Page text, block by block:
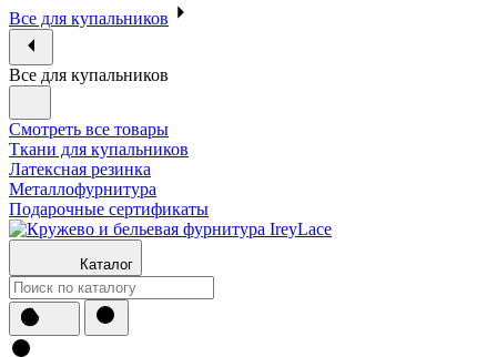
Все для купальников
Все для купальников
Смотреть все товары
Ткани для купальников
Латексная резинка
Металлофурнитура
Подарочные сертификаты
Каталог